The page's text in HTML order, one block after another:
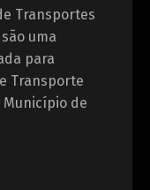
Transportes
uma
para
Transporte
Município de